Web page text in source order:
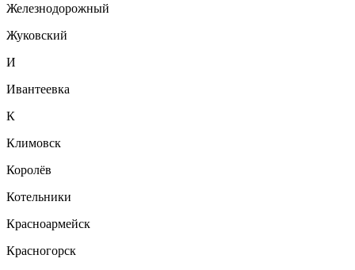
Железнодорожный
Жуковский
И
Ивантеевка
К
Климовск
Королёв
Котельники
Красноармейск
Красногорск